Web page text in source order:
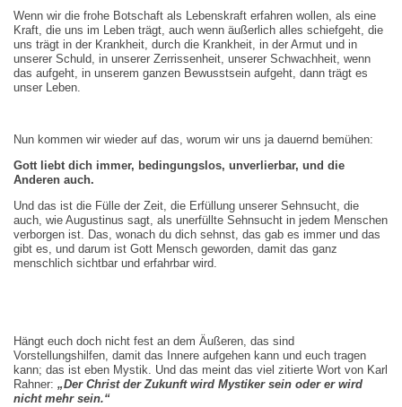
Wenn wir die frohe Botschaft als Lebenskraft erfahren wollen, als eine
Kraft, die uns im Leben trägt, auch wenn äußerlich alles schiefgeht, die
uns trägt in der Krankheit, durch die Krankheit, in der Armut und in
unserer Schuld, in unserer Zerrissenheit, unserer Schwachheit, wenn
das aufgeht, in unserem ganzen Bewusstsein aufgeht, dann trägt es
unser Leben.
Nun kommen wir wieder auf das, worum wir uns ja dauernd bemühen:
Gott liebt dich immer, bedingungslos, unverlierbar, und die
Anderen auch.
Und das ist die Fülle der Zeit, die Erfüllung unserer Sehnsucht, die
auch, wie Augustinus sagt, als unerfüllte Sehnsucht in jedem Menschen
verborgen ist. Das, wonach du dich sehnst, das gab es immer und das
gibt es, und darum ist Gott Mensch geworden, damit das ganz
menschlich sichtbar und erfahrbar wird.
Hängt euch doch nicht fest an dem Äußeren, das sind
Vorstellungshilfen, damit das Innere aufgehen kann und euch tragen
kann; das ist eben Mystik. Und das meint das viel zitierte Wort von Karl
Rahner: „Der Christ der Zukunft wird Mystiker sein oder er wird
nicht mehr sein.“